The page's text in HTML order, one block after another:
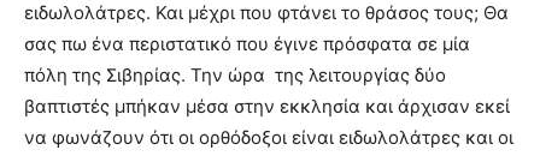
ειδωλολάτρες. Και μέχρι που φτάνει το θράσος τους; Θα
σας πω ένα περιστατικό που έγινε πρόσφατα σε μία
πόλη της Σιβηρίας. Την ώρα της λειτουργίας δύο
βαπτιστές μπήκαν μέσα στην εκκλησία και άρχισαν εκεί
να φωνάζουν ότι οι ορθόδοξοι είναι ειδωλολάτρες και οι